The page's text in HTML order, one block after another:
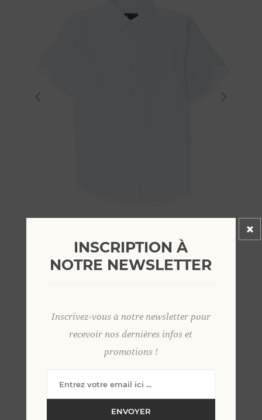
+
INSCRIPTION À
NOTRE NEWSLETTER
Inscrivez-vous à notre newsletter pour
recevoir nos dernières infos et
promotions !
ENVOYER